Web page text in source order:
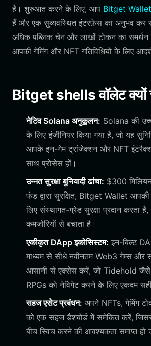
है। शुरुआत करने के लिए, आप Bitget
हैं और एक सुव्यवस्थित इंटरफ़ेस का अनुभव
अधिक पब्लिक चेन और लाखों टोकन का समर्थन
आपकी गेमिंग और NFT गतिविधियों के लिए
Bitget shells वॉलेट क्यों
नेटिव Solana अनुकूलन: Solana की
के लिए इंजीनियर किया गया है, जो यह
आपके इन-गेम ट्रांजेक्शन और NFT
साथ प्रोसेस हों।
उन्नत सुरक्षा बुनियादी ढांचा: $300
फंड द्वारा सुरक्षित, Bitget Wallet
लिए संस्थागत-ग्रेड सुरक्षा प्रदान करता है,
कमजोरियों से बचाता है।
एकीकृत DApp इकोसिस्टम: इन-बिल्ट
माध्यम से सीधे नवीनतम Web3 गेम्स और
आसानी से एक्सेस करें, जो Tidehold जैसे
RPGs को नेविगेट करने के लिए एकदम
सहज एसेट प्रबंधन: अपने NFTs, गेमिंग
को एक सहज डैशबोर्ड में समेकित करें,
बीच स्विच करने की आवश्यकता समाप्त हो